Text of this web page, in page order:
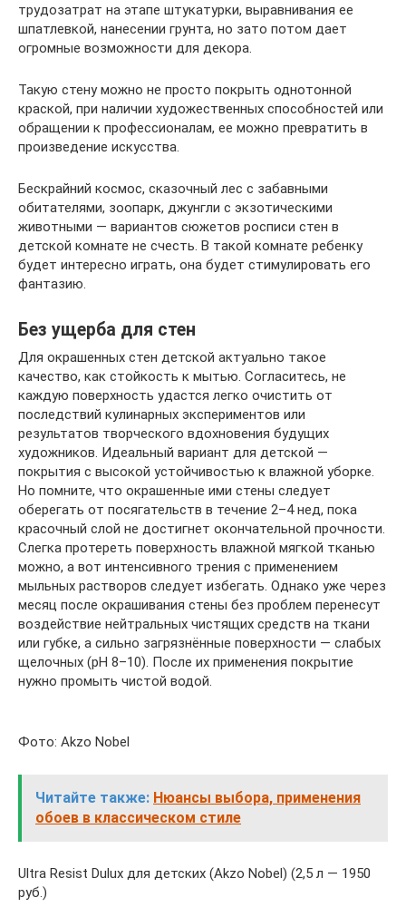
трудозатрат на этапе штукатурки, выравнивания ее
шпатлевкой, нанесении грунта, но зато потом дает
огромные возможности для декора.
Такую стену можно не просто покрыть однотонной
краской, при наличии художественных способностей или
обращении к профессионалам, ее можно превратить в
произведение искусства.
Бескрайний космос, сказочный лес с забавными
обитателями, зоопарк, джунгли с экзотическими
животными — вариантов сюжетов росписи стен в
детской комнате не счесть. В такой комнате ребенку
будет интересно играть, она будет стимулировать его
фантазию.
Без ущерба для стен
Для окрашенных стен детской актуально такое
качество, как стойкость к мытью. Согласитесь, не
каждую поверхность удастся легко очистить от
последствий кулинарных экспериментов или
результатов творческого вдохновения будущих
художников. Идеальный вариант для детской —
покрытия с высокой устойчивостью к влажной уборке.
Но помните, что окрашенные ими стены следует
оберегать от посягательств в течение 2–4 нед, пока
красочный слой не достигнет окончательной прочности.
Слегка протереть поверхность влажной мягкой тканью
можно, а вот интенсивного трения с применением
мыльных растворов следует избегать. Однако уже через
месяц после окрашивания стены без проблем перенесут
воздействие нейтральных чистящих средств на ткани
или губке, а сильно загрязнённые поверхности — слабых
щелочных (pH 8–10). После их применения покрытие
нужно промыть чистой водой.
Фото: Akzo Nobel
Читайте также: Нюансы выбора, применения
обоев в классическом стиле
Ultra Resist Duluх для детских (Akzo Nobel) (2,5 л — 1950
руб.)